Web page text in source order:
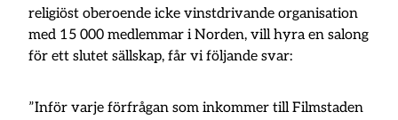
religiöst oberoende icke vinstdrivande organisation
med 15 000 medlemmar i Norden, vill hyra en salong
för ett slutet sällskap, får vi följande svar:
”Inför varje förfrågan som inkommer till Filmstaden